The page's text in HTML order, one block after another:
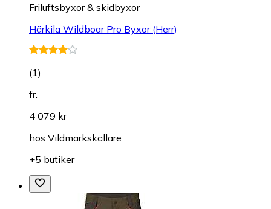
Friluftsbyxor & skidbyxor
Härkila Wildboar Pro Byxor (Herr)
(1)
fr.
4 079 kr
hos Vildmarkskällare
+5 butiker